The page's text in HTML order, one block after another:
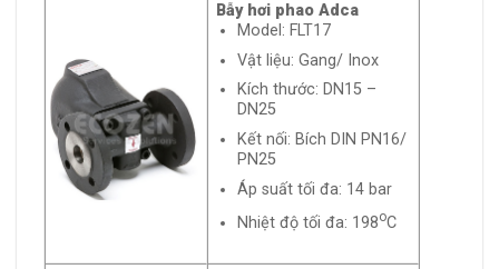
Bẫy hơi phao Adca
Model: FLT17
Vật liệu: Gang/ Inox
Kích thước: DN15 –
DN25
Kết nối: Bích DIN PN16/
PN25
Áp suất tối đa: 14 bar
Nhiệt độ tối đa: 198oC